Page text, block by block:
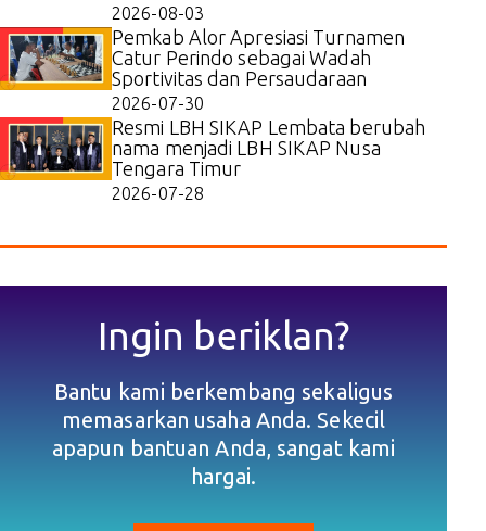
2026-08-03
Pemkab Alor Apresiasi Turnamen
Catur Perindo sebagai Wadah
Sportivitas dan Persaudaraan
2026-07-30
Resmi LBH SIKAP Lembata berubah
nama menjadi LBH SIKAP Nusa
Tengara Timur
2026-07-28
Ingin beriklan?
Bantu kami berkembang sekaligus
memasarkan usaha Anda. Sekecil
apapun bantuan Anda, sangat kami
hargai.